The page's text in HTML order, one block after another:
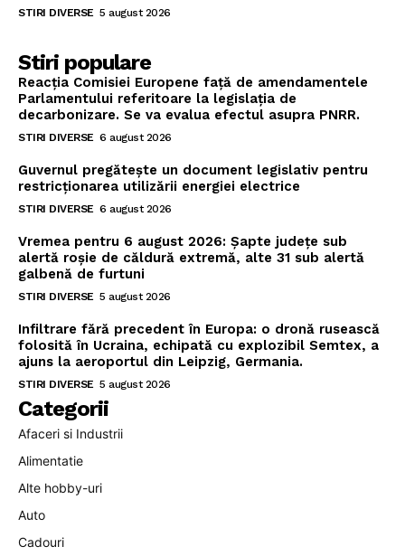
STIRI DIVERSE 5 august 2026
Stiri populare
Reacția Comisiei Europene față de amendamentele
Parlamentului referitoare la legislația de
decarbonizare. Se va evalua efectul asupra PNRR.
STIRI DIVERSE 6 august 2026
Guvernul pregătește un document legislativ pentru
restricționarea utilizării energiei electrice
STIRI DIVERSE 6 august 2026
Vremea pentru 6 august 2026: Șapte județe sub
alertă roșie de căldură extremă, alte 31 sub alertă
galbenă de furtuni
STIRI DIVERSE 5 august 2026
Infiltrare fără precedent în Europa: o dronă rusească
folosită în Ucraina, echipată cu explozibil Semtex, a
ajuns la aeroportul din Leipzig, Germania.
STIRI DIVERSE 5 august 2026
Categorii
Afaceri si Industrii
Alimentatie
Alte hobby-uri
Auto
Cadouri